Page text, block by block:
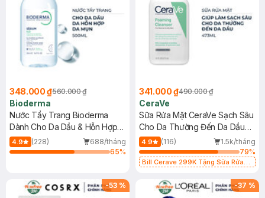
348.000 ₫560.000 ₫
Bioderma
Nước Tẩy Trang Bioderma
Dành Cho Da Dầu & Hỗn Hợp
500ml
4.9 (228)
688/tháng
65%
341.000 ₫490.000 ₫
CeraVe
Sữa Rửa Mặt CeraVe Sạch Sâu
Cho Da Thường Đến Da Dầu
473ml
4.9 (116)
1.5k/tháng
79%
Bill Cerave 299K Tặng Sữa Rửa
-53 % -37 %